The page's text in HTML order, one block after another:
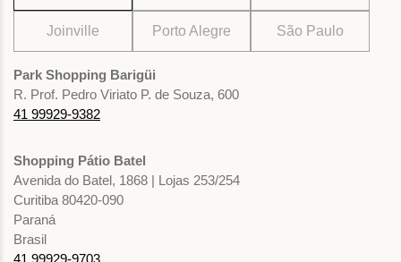
Joinville Porto Alegre São Paulo
Park Shopping Barigüi
R. Prof. Pedro Viriato P. de Souza, 600
41 99929-9382
Shopping Pátio Batel
Avenida do Batel, 1868 | Lojas 253/254
Curitiba 80420-090
Paraná
Brasil
41 99929-9703